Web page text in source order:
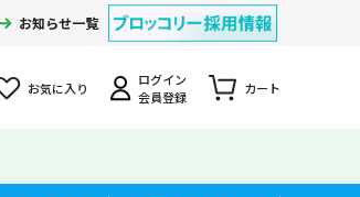
お知らせ一覧
お気に入り
ログイン
会員登録
カート